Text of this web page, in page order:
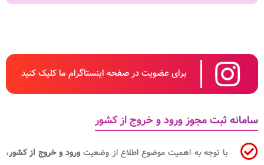
برای عضویت در صفحه اینستاگرام ما کلیک کنید
سامانه ثبت مجوز ورود و خروج از کشور
با توجه به اهمیت موضوع اطلاع از وضعیت ورود و خروج از کشور،